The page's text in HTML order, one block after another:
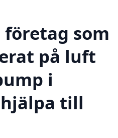
som
på luft
i
till